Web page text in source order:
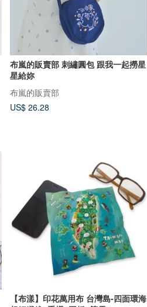
布嵐的販賣部 刺繡圓包 跟我一起撈星
星給妳
布嵐的販賣部
US$ 26.28
【布漾】印花萬用布 台灣島-四面環海